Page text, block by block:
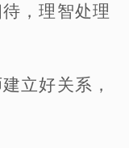
，理智处理
立好关系，